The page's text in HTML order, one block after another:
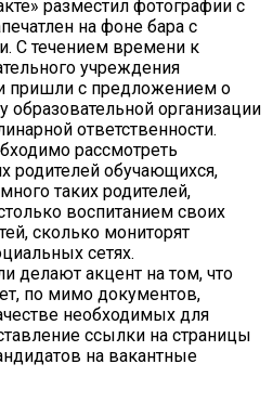
разместил фотографии с
на фоне бара с
С течением времени к
учреждения
пришли с предложением о
образовательной организации
ответственности.
рассмотреть
родителей обучающихся,
таких родителей,
воспитанием своих
сколько мониторят
сетях.
делают акцент на том, что
по мимо документов,
необходимых для
ссылки на страницы
на вакантные